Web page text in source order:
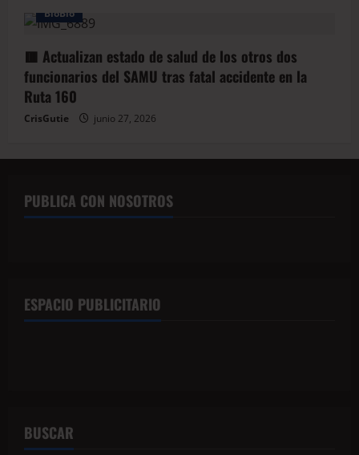
BioBio
🟥 Actualizan estado de salud de los otros dos
funcionarios del SAMU tras fatal accidente en la
Ruta 160
CrisGutie junio 27, 2026
PUBLICA CON NOSOTROS
ESPACIO PUBLICITARIO
BUSCAR